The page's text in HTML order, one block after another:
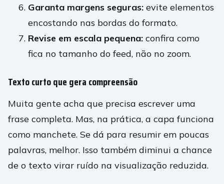
Garanta margens seguras: evite elementos
encostando nas bordas do formato.
Revise em escala pequena: confira como
fica no tamanho do feed, não no zoom.
Texto curto que gera compreensão
Muita gente acha que precisa escrever uma
frase completa. Mas, na prática, a capa funciona
como manchete. Se dá para resumir em poucas
palavras, melhor. Isso também diminui a chance
de o texto virar ruído na visualização reduzida.